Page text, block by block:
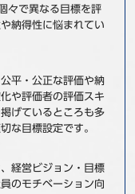
報
々で異なる目標を評
納得性に悩まれてい
平・公正な評価や納
や評価者の評価スキ
げているところも多
な目標設定です。
経営ビジョン・目標
のモチベーション向